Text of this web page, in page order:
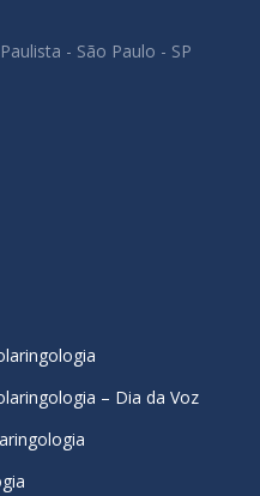
- São Paulo - SP
– Dia da Voz